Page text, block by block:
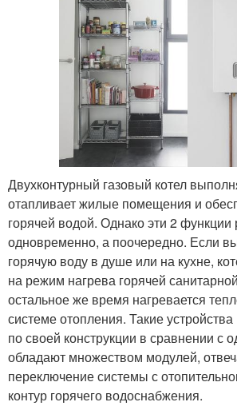
Двухконтурный газовый котел
отапливает жилые помещения и
горячей водой. Однако эти 2 функции
одновременно, а поочередно. Если
горячую воду в душе или на кухне,
на режим нагрева горячей
остальное же время нагревается
системе отопления. Такие
по своей конструкции в сравнении с
обладают множеством модулей,
переключение системы с
контур горячего водоснабжения.